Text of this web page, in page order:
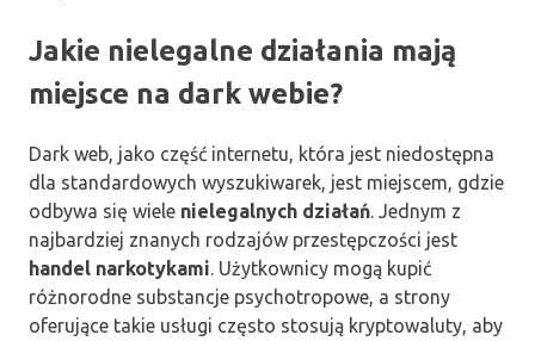
Jakie nielegalne działania mają
miejsce na dark webie?
Dark web, jako część internetu, która jest niedostępna
dla standardowych wyszukiwarek, jest miejscem, gdzie
odbywa się wiele nielegalnych działań . Jednym z
najbardziej znanych rodzajów przestępczości jest
handel narkotykami . Użytkownicy mogą kupić
różnorodne substancje psychotropowe, a strony
oferujące takie usługi często stosują kryptowaluty, aby